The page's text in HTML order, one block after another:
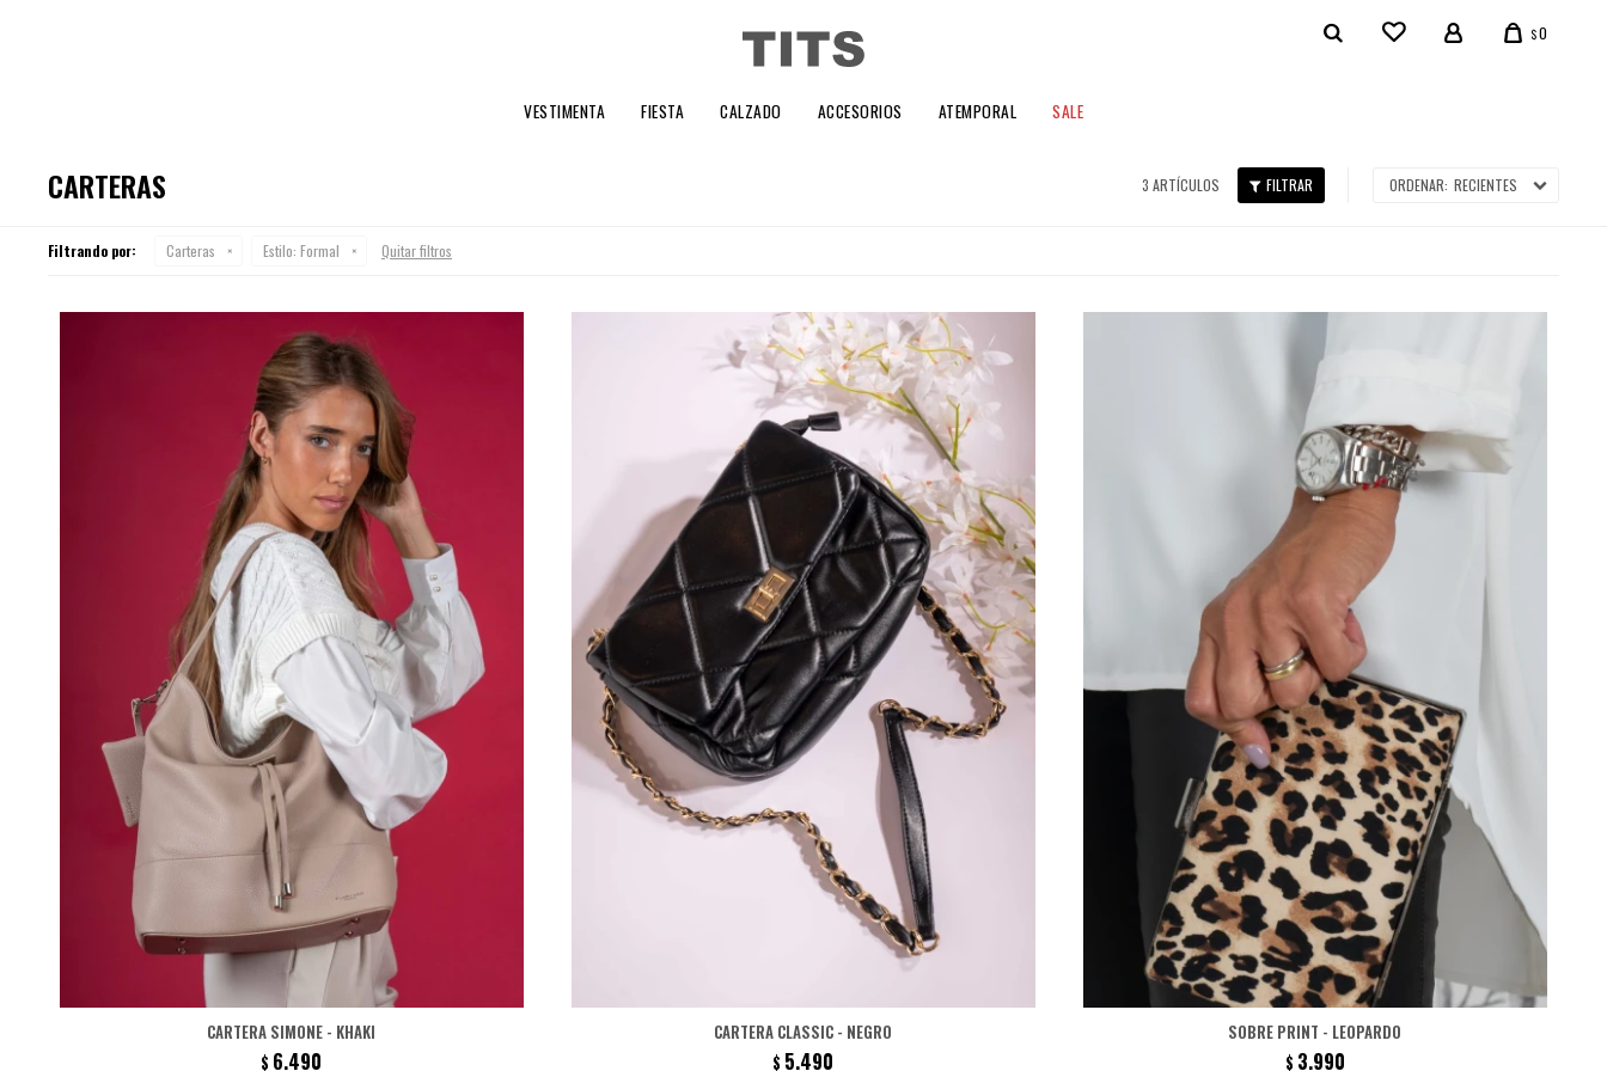
VESTIMENTA FIESTA CALZADO ACCESORIOS ATEMPORAL SALE
$0
CARTERAS 3 ARTÍCULOS RECIENTES
Filtrando por: Carteras Estilo: Formal Quitar filtros
CARTERA SIMONE - KHAKI
$ 6.490
CARTERA CLASSIC - NEGRO
$ 5.490
SOBRE PRINT - LEOPARDO
$ 3.990